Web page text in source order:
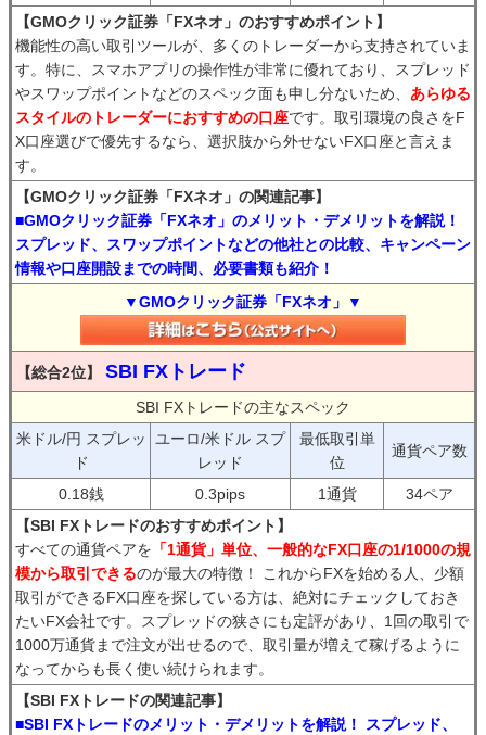
【GMOクリック証券「FXネオ」のおすすめポイント】
機能性の高い取引ツールが、多くのトレーダーから支持されていま
す。特に、スマホアプリの操作性が非常に優れており、スプレッド
やスワップポイントなどのスペック面も申し分ないため、 あらゆる
スタイルのトレーダーにおすすめの口座です。取引環境の良さをF
X口座選びで優先するなら、選択肢から外せないFX口座と言えま
す。
【GMOクリック証券「FXネオ」の関連記事】
■GMOクリック証券「FXネオ」のメリット・デメリットを解説！
スプレッド、スワップポイントなどの他社との比較、キャンペーン
情報や口座開設までの時間、必要書類も紹介！
▼GMOクリック証券「FXネオ」▼
【総合2位】 SBI FXトレード
SBI FXトレードの主なスペック
米ドル/円 スプレッ
ド
ユーロ/米ドル スプ
レッド
最低取引単
位
通貨ペア数
0.18銭 0.3pips 1通貨
34ペア
【SBI FXトレードのおすすめポイント】
すべての通貨ペアを 「1通貨」単位、一般的なFX口座の1/1000の規
模から取引できるのが最大の特徴！ これからFXを始める人、少額
取引ができるFX口座を探している方は、絶対にチェックしておき
たいFX会社です。スプレッドの狭さにも定評があり、1回の取引で
1000万通貨まで注文が出せるので、取引量が増えて稼げるように
なってからも長く使い続けられます。
【SBI FXトレードの関連記事】
■SBI FXトレードのメリット・デメリットを解説！ スプレッド、